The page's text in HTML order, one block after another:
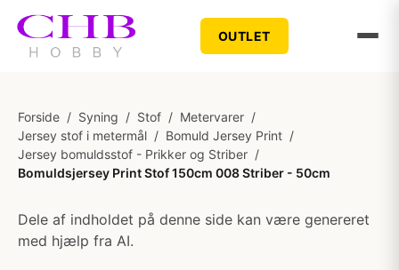
OUTLET
Forside / Syning / Stof / Metervarer /
Jersey stof i metermål / Bomuld Jersey Print /
Jersey bomuldsstof - Prikker og Striber /
Bomuldsjersey Print Stof 150cm 008 Striber - 50cm
Dele af indholdet på denne side kan være genereret
med hjælp fra AI.